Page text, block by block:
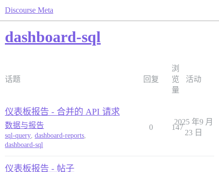
Discourse Meta
dashboard-sql
话题 回复
浏
览
量
活动
仪表板报告 - 合并的 API 请求
数据与报告
sql-query, dashboard-reports,
dashboard-sql
0 147
2025 年9 月
23 日
仪表板报告 - 帖子